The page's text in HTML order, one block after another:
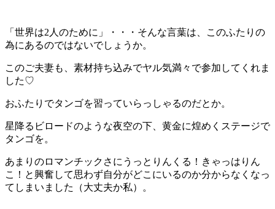
「世界は2人のために」・・・そんな言葉は、このふたりの
為にあるのではないでしょうか。
このご夫妻も、素材持ち込みでヤル気満々で参加してくれま
した♡
おふたりでタンゴを習っていらっしゃるのだとか。
星降るビロードのような夜空の下、黄金に煌めくステージで
タンゴを。
あまりのロマンチックさにうっとりんくる！きゃっはりん
こ！と興奮して思わず自分がどこにいるのか分からなくなっ
てしまいました（大丈夫か私）。